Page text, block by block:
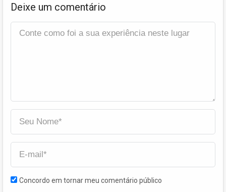
Deixe um comentário
Concordo em tornar meu comentário público